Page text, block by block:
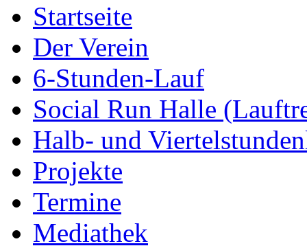
Startseite
Der Verein
6-Stunden-Lauf
Social Run Halle
Halb- und
Projekte
Termine
Mediathek